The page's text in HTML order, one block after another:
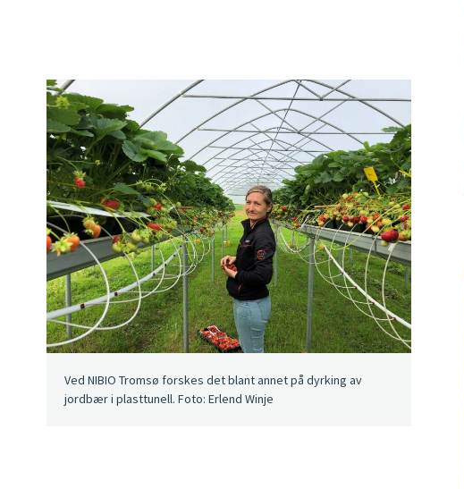
Ved NIBIO Tromsø forskes det blant annet på dyrking av
jordbær i plasttunell. Foto: Erlend Winje